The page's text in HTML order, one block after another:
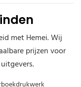
met Hemei. Wij
prijzen voor